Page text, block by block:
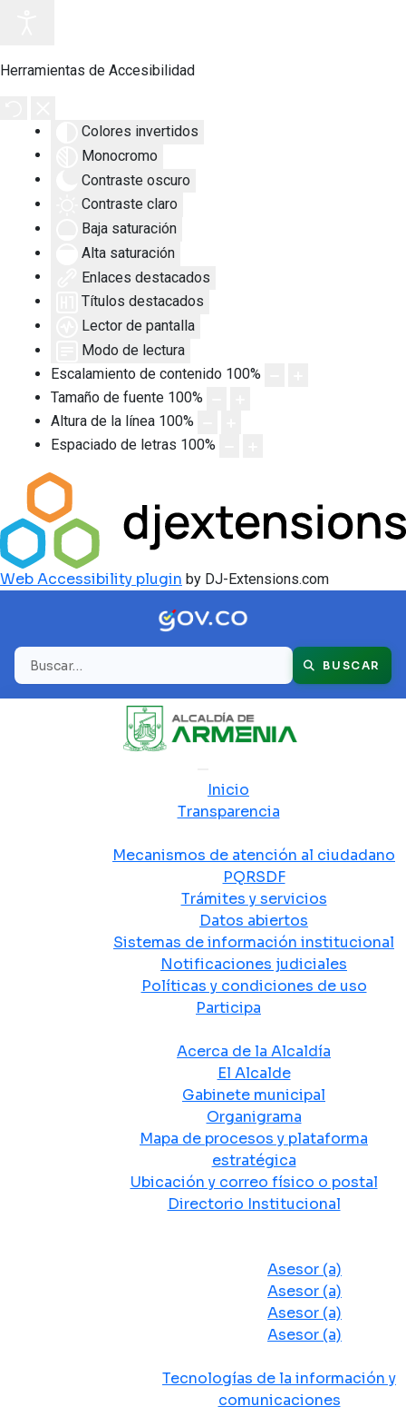
Herramientas de Accesibilidad
Colores invertidos
Monocromo
Contraste oscuro
Contraste claro
Baja saturación
Alta saturación
Enlaces destacados
Títulos destacados
Lector de pantalla
Modo de lectura
Escalamiento de contenido 100%
Tamaño de fuente 100%
Altura de la línea 100%
Espaciado de letras 100%
Web Accessibility plugin by DJ-Extensions.com
Buscar BUSCAR
Inicio
Transparencia
Mecanismos de atención al ciudadano
PQRSDF
Trámites y servicios
Datos abiertos
Sistemas de información institucional
Notificaciones judiciales
Políticas y condiciones de uso
Participa
Acerca de la Alcaldía
El Alcalde
Gabinete municipal
Organigrama
Mapa de procesos y plataforma
estratégica
Ubicación y correo físico o postal
Directorio Institucional
Asesor (a)
Asesor (a)
Asesor (a)
Asesor (a)
Tecnologías de la información y
comunicaciones